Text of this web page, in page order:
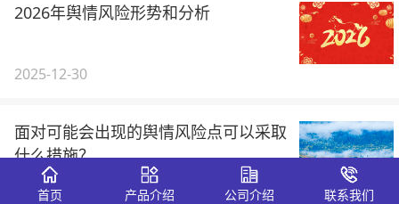
2026年舆情风险形势和分析
2025-12-30
面对可能会出现的舆情风险点可以采取
什么措施？
2025-11-07
首页 产品介绍 公司介绍 联系我们